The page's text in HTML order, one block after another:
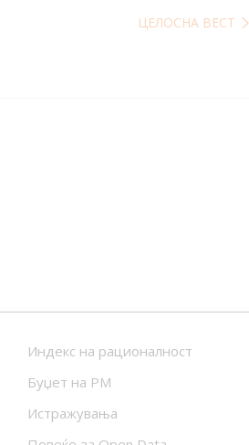
ЦЕЛОСНА ВЕСТ
Индекс на рационалност
Буџет на РМ
Истражувања